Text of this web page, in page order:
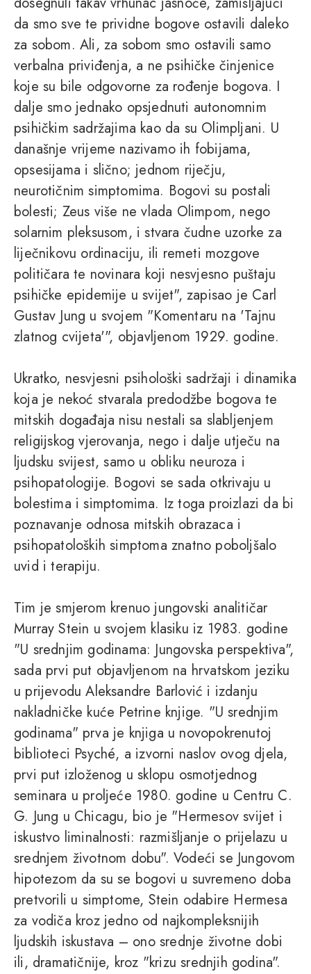
da smo sve te prividne bogove ostavili daleko
za sobom. Ali, za sobom smo ostavili samo
verbalna priviđenja, a ne psihičke činjenice
koje su bile odgovorne za rođenje bogova. I
dalje smo jednako opsjednuti autonomnim
psihičkim sadržajima kao da su Olimpljani. U
današnje vrijeme nazivamo ih fobijama,
opsesijama i slično; jednom riječju,
neurotičnim simptomima. Bogovi su postali
bolesti; Zeus više ne vlada Olimpom, nego
solarnim pleksusom, i stvara čudne uzorke za
liječnikovu ordinaciju, ili remeti mozgove
političara te novinara koji nesvjesno puštaju
psihičke epidemije u svijet", zapisao je Carl
Gustav Jung u svojem "Komentaru na 'Tajnu
zlatnog cvijeta'", objavljenom 1929. godine.
Ukratko, nesvjesni psihološki sadržaji i dinamika
koja je nekoć stvarala predodžbe bogova te
mitskih događaja nisu nestali sa slabljenjem
religijskog vjerovanja, nego i dalje utječu na
ljudsku svijest, samo u obliku neuroza i
psihopatologije. Bogovi se sada otkrivaju u
bolestima i simptomima. Iz toga proizlazi da bi
poznavanje odnosa mitskih obrazaca i
psihopatoloških simptoma znatno poboljšalo
uvid i terapiju.
Tim je smjerom krenuo jungovski analitičar
Murray Stein u svojem klasiku iz 1983. godine
"U srednjim godinama: Jungovska perspektiva",
sada prvi put objavljenom na hrvatskom jeziku
u prijevodu Aleksandre Barlović i izdanju
nakladničke kuće Petrine knjige. "U srednjim
godinama" prva je knjiga u novopokrenutoj
biblioteci Psyché, a izvorni naslov ovog djela,
prvi put izloženog u sklopu osmotjednog
seminara u proljeće 1980. godine u Centru C.
G. Jung u Chicagu, bio je "Hermesov svijet i
iskustvo liminalnosti: razmišljanje o prijelazu u
srednjem životnom dobu". Vodeći se Jungovom
hipotezom da su se bogovi u suvremeno doba
pretvorili u simptome, Stein odabire Hermesa
za vodiča kroz jedno od najkompleksnijih
ljudskih iskustava – ono srednje životne dobi
ili, dramatičnije, kroz "krizu srednjih godina".